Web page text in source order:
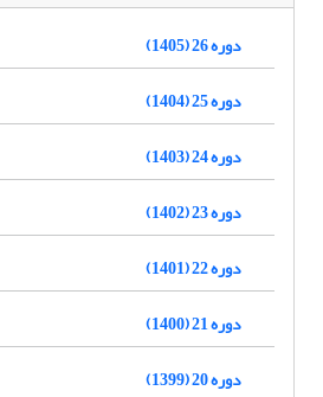
دوره 26 (1405)
دوره 25 (1404)
دوره 24 (1403)
دوره 23 (1402)
دوره 22 (1401)
دوره 21 (1400)
دوره 20 (1399)